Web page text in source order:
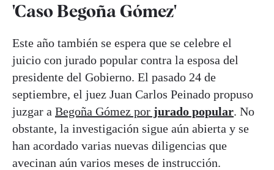
'Caso Begoña Gómez'
Este año también se espera que se celebre el
juicio con jurado popular contra la esposa del
presidente del Gobierno. El pasado 24 de
septiembre, el juez Juan Carlos Peinado propuso
juzgar a Begoña Gómez por jurado popular. No
obstante, la investigación sigue aún abierta y se
han acordado varias nuevas diligencias que
avecinan aún varios meses de instrucción.